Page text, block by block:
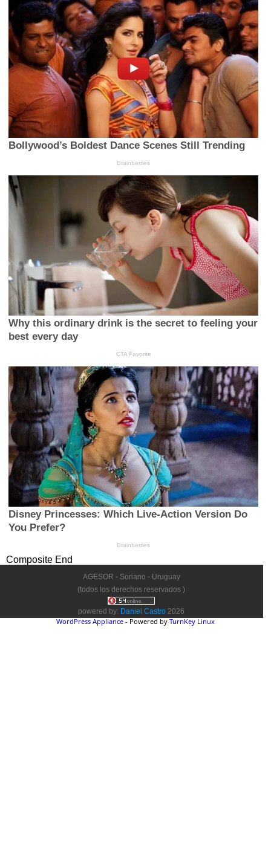
Composite End
AGESOR - Soriano - Uruguay
(todos los derechos reservados )
powered by: Daniel Castro 2026
WordPress Appliance- Powered byTurnKey Linux